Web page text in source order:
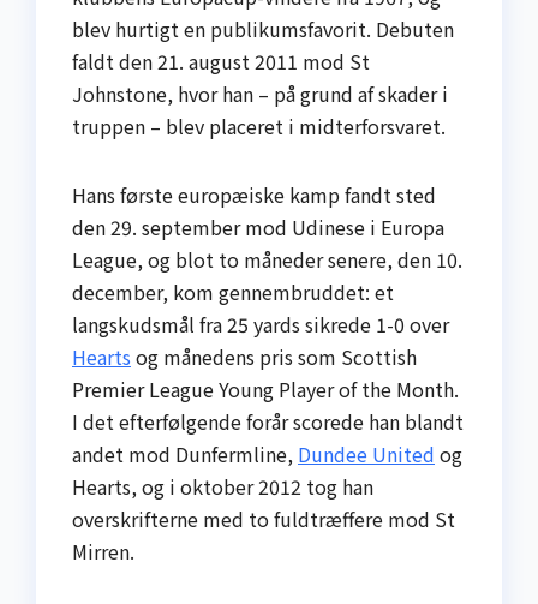
blev hurtigt en publikumsfavorit. Debuten
faldt den 21. august 2011 mod St
Johnstone, hvor han – på grund af skader i
truppen – blev placeret i midterforsvaret.
Hans første europæiske kamp fandt sted
den 29. september mod Udinese i Europa
League, og blot to måneder senere, den 10.
december, kom gennembruddet: et
langskudsmål fra 25 yards sikrede 1-0 over
Hearts og månedens pris som Scottish
Premier League Young Player of the Month.
I det efterfølgende forår scorede han blandt
andet mod Dunfermline, Dundee United og
Hearts, og i oktober 2012 tog han
overskrifterne med to fuldtræffere mod St
Mirren.